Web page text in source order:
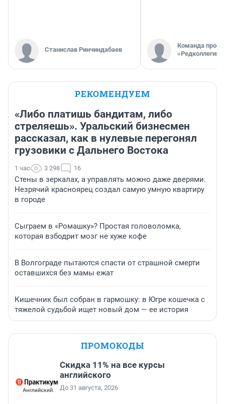
Станислав Ринчиндабаев
Команда
«Редколлегия»
РЕКОМЕНДУЕМ
«Либо платишь бандитам, либо
стреляешь». Уральский бизнесмен
рассказал, как в нулевые перегонял
грузовики с Дальнего Востока
1 час 3 298 16
Стены в зеркалах, а управлять можно даже дверями.
Незрячий красноярец создал самую умную квартиру
в городе
Сыграем в «Ромашку»? Простая головоломка,
которая взбодрит мозг не хуже кофе
В Волгограде пытаются спасти от страшной смерти
оставшихся без мамы ежат
Кишечник был собран в гармошку: в Югре кошечка с
тяжелой судьбой ищет новый дом — ее история
ПРОМОКОДЫ
Скидка 11% на все курсы
английского
До 31 августа, 2026